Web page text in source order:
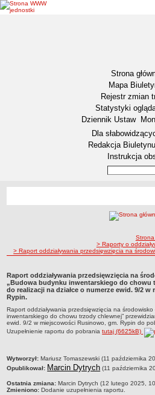
Strona
Mapa
Rejestr zmian
Statystyki
Dziennik Ustaw
Menu dodatkowe
Dla
Redakcja Biuletynu
Instrukcja
Lokalizacja
Dane statystyczne
Zadania publiczne
Związki i stowarzyszenia
Realizacja zadań publicznych
Rejestr instytucji kultury
AKTUALNOŚCI I OGŁOSZENIA
Strona
> Raporty o
> Raport oddziaływania przedsięwzięcia na
Raport oddziaływania przedsięwzięcia na
„Budowa budynku inwentarskiego do chowu
do realizacji na działce o numerze ewid. 9/2
Rypin.
Raport oddziaływania przedsięwzięcia na
inwentarskiego do chowu trzody chlewnej”
ewid. 9/2 w miejscowości Rusinowo, gm. Rypin do
Uzupełnienie raportu do pobraniatutaj (6625kB)
metryczka
Wytworzył: Mariusz Tomaszewski (11 października
Opublikował: Marcin Dytrych (11 października
Ostatnia zmiana: Marcin Dytrych (12 lutego 2025,
Zmieniono: Dodanie uzupełnienia raportu.